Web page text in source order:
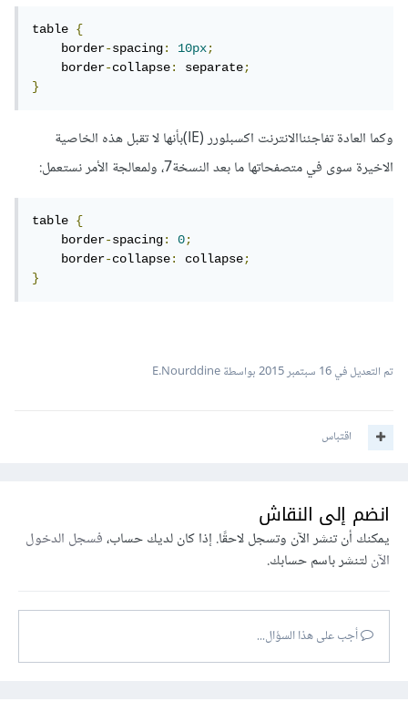
table {
    border
-spacing: 10px;
    border
-collapse: separate;
}
وكما العادة تفاجئناالانترنت اكسبلورر (IE)بأنها لا تقبل هذه الخاصية
الاخيرة سوى في متصفحاتها ما بعد النسخة7، ولمعالجة الأمر نستعمل:
table {
    border
-spacing: 0;
    border
-collapse: collapse;
}
تم التعديل في16 سبتمبر 2015 بواسطة E.Nourddine
اقتباس
انضم إلى النقاش
يمكنك أن تنشر الآن وتسجل لاحقًا. إذا كان لديك حساب،فسجل الدخول
الآنلتنشر باسم حسابك.
أجب على هذا السؤال...